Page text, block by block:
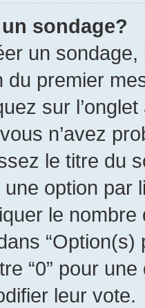
sondage?
un
du premier
sur l’onglet
n’avez
le titre du
option par
le
“Option(s)
“0” pour
leur vote.